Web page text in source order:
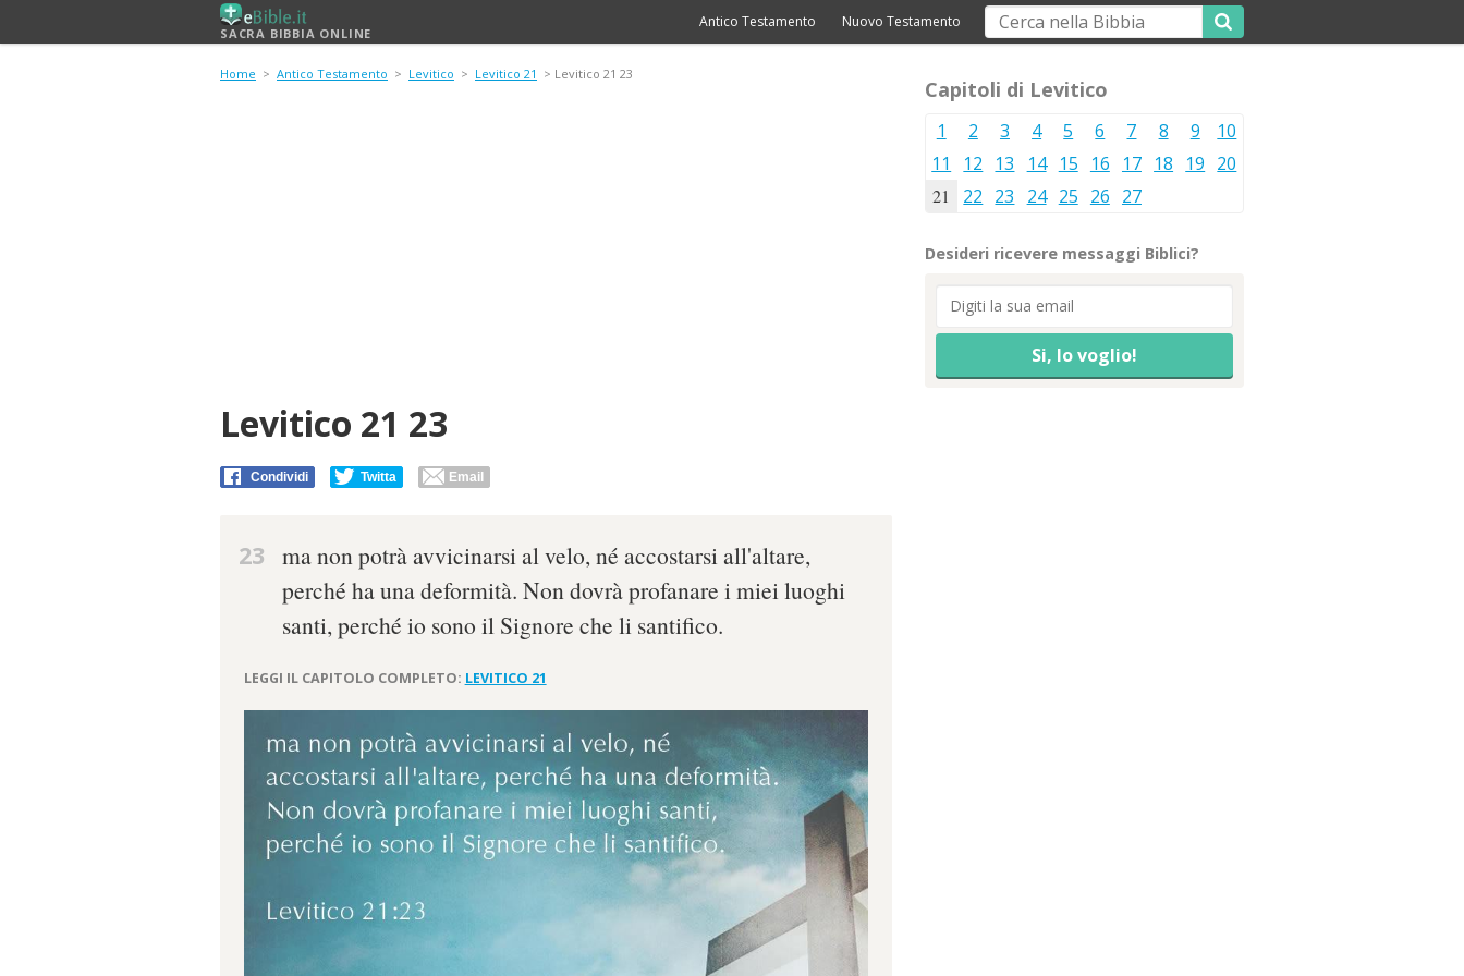
SACRA BIBBIA ONLINE
Antico Testamento Nuovo Testamento
Home > Antico Testamento > Levitico > Levitico 21 > Levitico 21 23
Levitico 21 23
Condividi Twitta Email
23 ma non potrà avvicinarsi al velo, né accostarsi all'altare,
perché ha una deformità. Non dovrà profanare i miei luoghi
santi, perché io sono il Signore che li santifico.
LEGGI IL CAPITOLO COMPLETO: LEVITICO 21
Capitoli di Levitico
1 2 3 4 5 6 7 8 9
10
11
12 13 14 15 16 17 18 19 20
21 22 23 24 25 26 27
Desideri ricevere messaggi Biblici?